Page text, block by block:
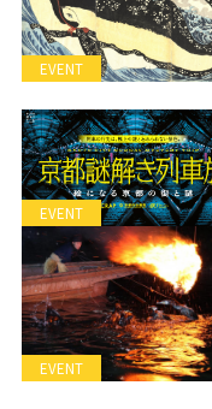
EVENT
EVENT
EVENT